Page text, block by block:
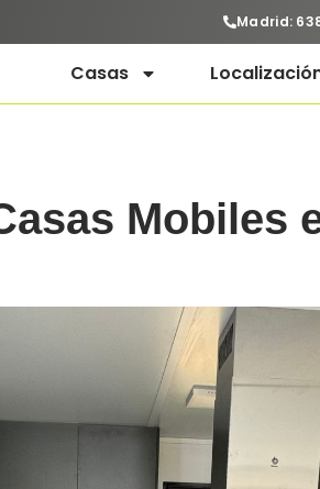
Madrid:
Casas
Mobiles